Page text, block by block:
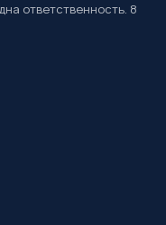
ответственность. 8